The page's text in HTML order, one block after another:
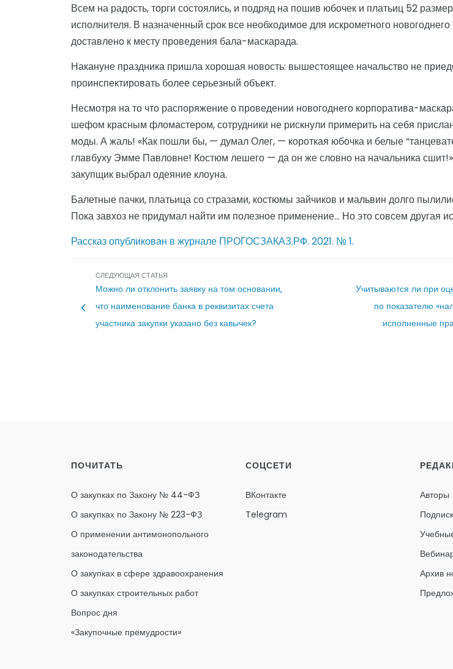
Всем на радость, торги состоялись, и подряд на пошив юбочек и платьиц 52
исполнителя. В назначенный срок все необходимое для искрометного
доставлено к месту проведения бала-маскарада.
Накануне праздника пришла хорошая новость: вышестоящее начальство не
проинспектировать более серьезный объект.
Несмотря на то что распоряжение о проведении новогоднего корпоратива-
шефом красным фломастером, сотрудники не рискнули примерить на себя
моды. А жаль! «Как пошли бы, — думал Олег, — короткая юбочка и белые
главбуху Эмме Павловне! Костюм лешего — да он же словно на начальника
закупщик выбрал одеяние клоуна.
Балетные пачки, платьица со стразами, костюмы зайчиков и мальвин долго
Пока завхоз не придумал найти им полезное применение… Но это совсем другая
Рассказ опубликован в журнале ПРОГОСЗАКАЗ.РФ. 2021. № 1.
Навигация
по
записям
СЛЕДУЮЩАЯ СТАТЬЯ
Можно ли отклонить заявку на том основании,
что наименование банка в реквизитах счета
участника закупки указано без кавычек?
Учитываются ли при
по показателю
исполненные
ПОЧИТАТЬ
О закупках по Закону № 44-ФЗ
О закупках по Закону № 223-ФЗ
О применении антимонопольного
законодательства
О закупках в сфере здравоохранения
О закупках строительных работ
Вопрос дня
«Закупочные премудрости»
СОЦСЕТИ
ВКонтакте
Telegram
Авторы
Архив